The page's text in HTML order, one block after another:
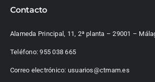
Contacto
Alameda Principal, 11, 2ª planta – 29001 –
Teléfono:955 038 665
Correo electrónico: usuarios@ctmam.es